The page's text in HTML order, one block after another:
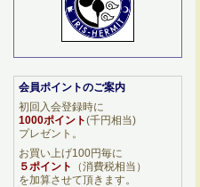
会員ポイントのご案内
初回入会登録時に
1000ポイント(千円相当)
プレゼント。
お買い上げ100円毎に
５ポイント
（消費税相当）
を加算させて頂きます。